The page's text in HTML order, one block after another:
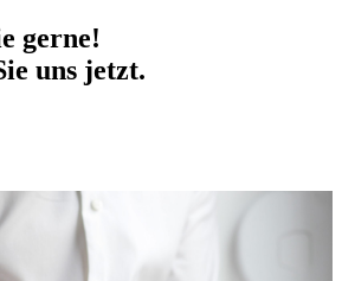
gerne!
uns jetzt.